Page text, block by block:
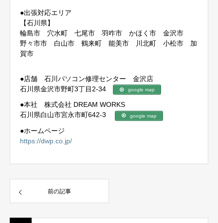
●出張対応エリア
【石川県】
輪島市 穴水町 七尾市 羽咋市 かほく市 金沢市
野々市市 白山市 鶴来町 能美市 川北町 小松市 加
賀市
●店舗 石川パソコン修理センター 金沢店
石川県金沢市野町3丁目2-34
google map
●本社 株式会社 DREAM WORKS
石川県白山市宮永市町642-3
google map
●ホームページ
https://dwp.co.jp/
前の記事